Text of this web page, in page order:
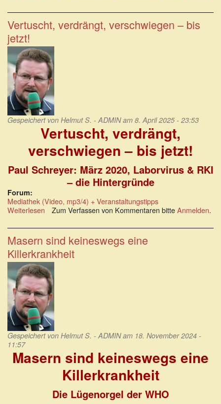
wurde
als
Heilmittel
Vertuscht, verdrängt, verschwiegen – bis
jetzt!
Gespeichert von Helmut S. - ADMINam 8. April 2025 - 23:53
Vertuscht, verdrängt,
verschwiegen – bis jetzt!
Paul Schreyer: März 2020, Laborvirus & RKI
– die Hintergründe
Forum:
Mediathek (Video, mp3/4) + Veranstaltungstipps
Weiterlesen über
verdrängt,
verschwiegen
–
bis
jetzt!
Zum Verfassen von Kommentaren bitteAnmelden.
Masern sind keineswegs eine
Killerkrankheit
Gespeichert von Helmut S. - ADMINam 18. November 2024 -
11:57
Masern sind keineswegs eine
Killerkrankheit
Die Lügenorgel der WHO